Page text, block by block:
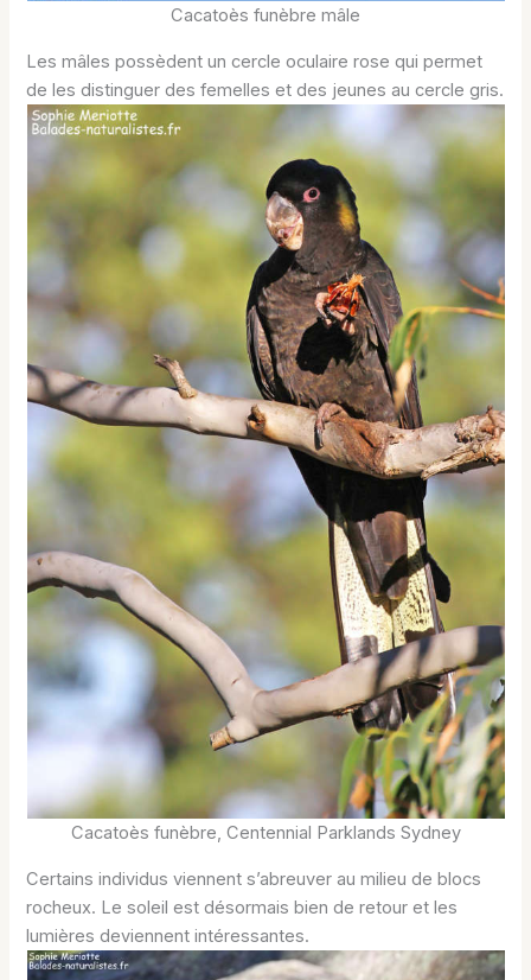
Cacatoès funèbre mâle
Les mâles possèdent un cercle oculaire rose qui permet
de les distinguer des femelles et des jeunes au cercle gris.
Cacatoès funèbre, Centennial Parklands Sydney
Certains individus viennent s’abreuver au milieu de blocs
rocheux. Le soleil est désormais bien de retour et les
lumières deviennent intéressantes.